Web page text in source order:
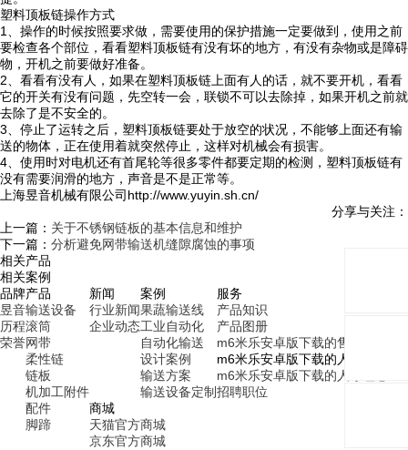
塑料顶板链操作方式
1、操作的时候按照要求做，需要使用的保护措施一定要做到，使用之前
要检查各个部位，看看塑料顶板链有没有坏的地方，有没有杂物或是障碍
物，开机之前要做好准备。
2、看看有没有人，如果在塑料顶板链上面有人的话，就不要开机，看看
它的开关有没有问题，先空转一会，联锁不可以去除掉，如果开机之前就
去除了是不安全的。
3、停止了运转之后，塑料顶板链要处于放空的状况，不能够上面还有输
送的物体，正在使用着就突然停止，这样对机械会有损害。
4、使用时对电机还有首尾轮等很多零件都要定期的检测，塑料顶板链有
没有需要润滑的地方，声音是不是正常等。
上海昱音机械有限公司http://www.yuyin.sh.cn/
分享与关注：
上一篇： 关于不锈钢链板的基本信息和维护
下一篇： 分析避免网带输送机缝隙腐蚀的事项
相关产品
相关案例
品牌
昱音
历程
荣誉
产品
输送设备
滚筒
网带
柔性链
链板
机加工附件
配件
脚蹄
新闻
行业新闻
企业动态
案例
果蔬输送线
工业自动化
自动化输送
设计案例
输送方案
输送设备定制
服务
产品知识
产品图册
m6米乐安卓版下载的售后服务
m6米乐安卓版下载的人才招聘
m6米乐安卓版下载的人才理念
招聘职位
商城
天猫官方商城
京东官方商城